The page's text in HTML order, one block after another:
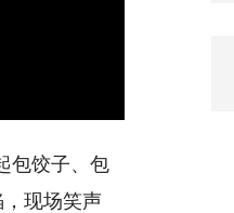
包饺子、包
现场笑声